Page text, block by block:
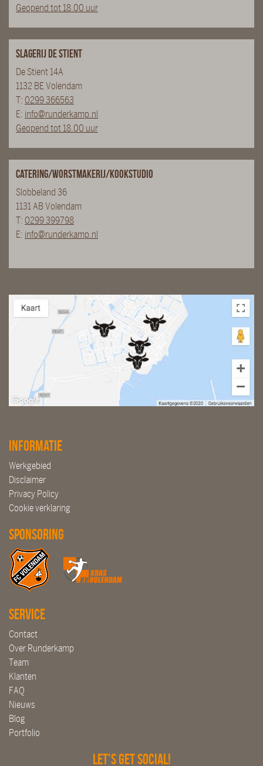
Geopend tot 18.00 uur
Slagerij De Stient
De Stient 14A
1132 BE Volendam
T: 0299 366563
E: info@runderkamp.nl
Geopend tot 18.00 uur
Catering/Worstmakerij/Kookstudio
Slobbeland 36
1131 AB Volendam
T: 0299 399798
E: info@runderkamp.nl
Informatie
Werkgebied
Disclaimer
Privacy Policy
Cookie verklaring
Sponsoring
Service
Contact
Over Runderkamp
Team
Klanten
FAQ
Nieuws
Blog
Portfolio
Let's get social!